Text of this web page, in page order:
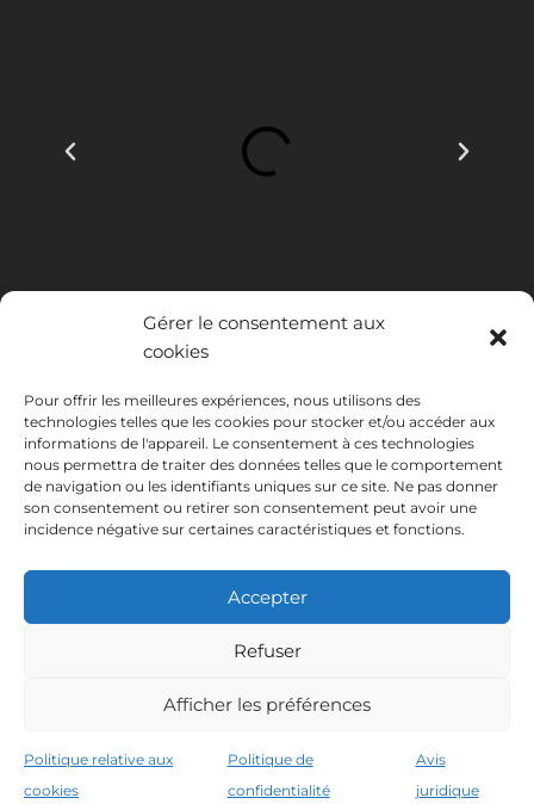
Gérer le consentement aux
cookies
Pour offrir les meilleures expériences, nous utilisons des
technologies telles que les cookies pour stocker et/ou accéder aux
informations de l'appareil. Le consentement à ces technologies
nous permettra de traiter des données telles que le comportement
de navigation ou les identifiants uniques sur ce site. Ne pas donner
son consentement ou retirer son consentement peut avoir une
incidence négative sur certaines caractéristiques et fonctions.
Accepter
Refuser
Afficher les préférences
Politique relative aux
cookies
Politique de
confidentialité
Avis
juridique
INSTITUTO HISPANICO DE MURCIA, SOCIEDAD LIMITADA a été
bénéficiaire du Fonds européen de développement régional dont
l'objectif est de développer l'utilisation et la qualité des technologies
de l'information et de la communication et leur accessibilité, et grâce
auquel elle a mis en place les solutions suivantes : présence en ligne à
travers son Site Internet. La présente mesure a eu lieu en 2020. À
cette fin, elle a été soutenue par le programme TIC Cámaras, par
Cámara de Murcie.
Avis juridique
Politique de confidentialité
Instituto Hispánico de Murcia © 2026